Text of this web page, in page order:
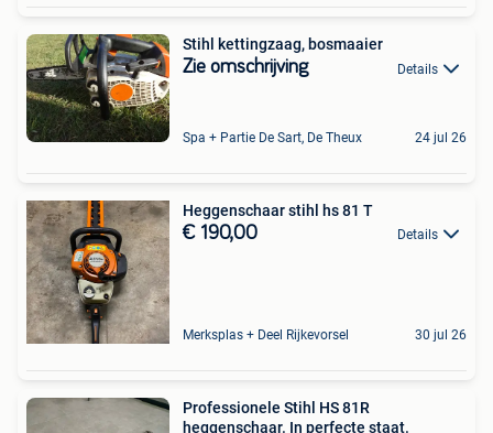
Stihl kettingzaag, bosmaaier
Zie omschrijving Details
Spa + Partie De Sart, De Theux 24 jul 26
Heggenschaar stihl hs 81 T
€ 190,00 Details
Merksplas + Deel Rijkevorsel 30 jul 26
Professionele Stihl HS 81R
heggenschaar. In perfecte staat.